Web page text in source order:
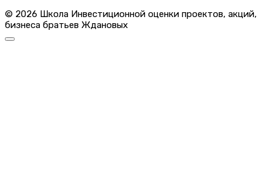
© 2026 Школа Инвестиционной оценки проектов, акций,
бизнеса братьев Ждановых